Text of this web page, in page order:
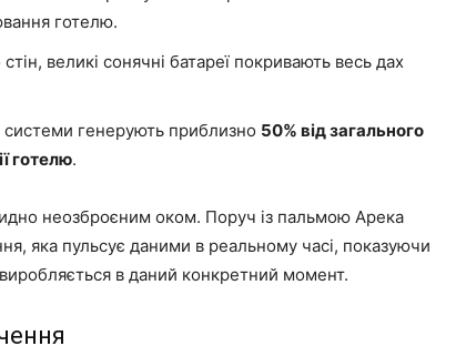
готелю.
великі сонячні батареї покривають весь дах
системи генерують приблизно 50% від загального
готелю.
неозброєним оком. Поруч із пальмою Арека
яка пульсує даними в реальному часі, показуючи
в даний конкретний момент.